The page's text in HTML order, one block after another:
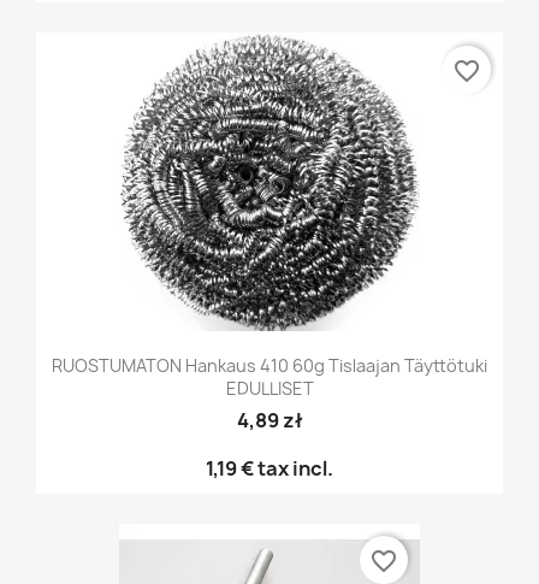
RUOSTUMATON Hankaus 410 60g Tislaajan Täyttötuki
EDULLISET
4,89 zł
1,19 €tax incl.
favorite_border
favorite_border